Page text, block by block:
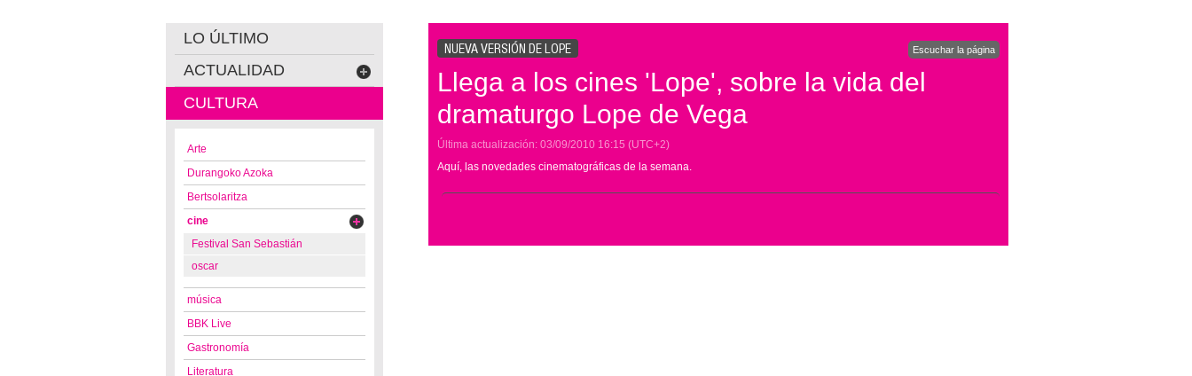
NUEVA VERSIÓN DE LOPE Escuchar la página
Llega a los cines 'Lope', sobre la vida del
dramaturgo Lope de Vega
Última actualización: 03/09/2010 16:15 (UTC+2)
Aquí, las novedades cinematográficas de la semana.
LO ÚLTIMO
ACTUALIDAD
CULTURA
Arte
Durangoko Azoka
Bertsolaritza
cine
Festival San Sebastián
oscar
música
BBK Live
Gastronomía
Literatura